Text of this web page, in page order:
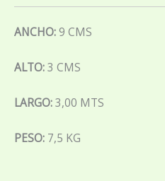
ANCHO:9 CMS
ALTO:3 CMS
LARGO:3,00 MTS
PESO: 7,5 KG